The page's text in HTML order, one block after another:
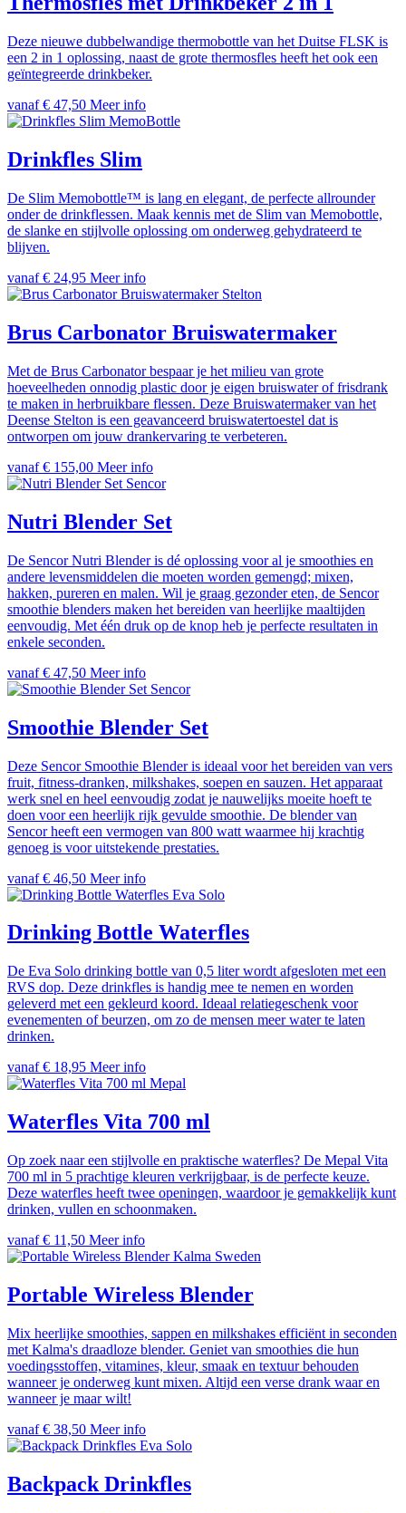
Deze nieuwe dubbelwandige thermobottle van het Duitse FLSK is
een 2 in 1 oplossing, naast de grote thermosfles heeft het ook een
geïntegreerde drinkbeker.
vanaf € 47,50 Meer info
MemoBottle
Drinkfles Slim
De Slim Memobottle™ is lang en elegant, de perfecte allrounder
onder de drinkflessen. Maak kennis met de Slim van Memobottle,
de slanke en stijlvolle oplossing om onderweg gehydrateerd te
blijven.
vanaf € 24,95 Meer info
Stelton
Brus Carbonator Bruiswatermaker
Met de Brus Carbonator bespaar je het milieu van grote
hoeveelheden onnodig plastic door je eigen bruiswater of frisdrank
te maken in herbruikbare flessen. Deze Bruiswatermaker van het
Deense Stelton is een geavanceerd bruiswatertoestel dat is
ontworpen om jouw drankervaring te verbeteren.
vanaf € 155,00 Meer info
Sencor
Nutri Blender Set
De Sencor Nutri Blender is dé oplossing voor al je smoothies en
andere levensmiddelen die moeten worden gemengd; mixen,
hakken, pureren en malen. Wil je graag gezonder eten, de Sencor
smoothie blenders maken het bereiden van heerlijke maaltijden
eenvoudig. Met één druk op de knop heb je perfecte resultaten in
enkele seconden.
vanaf € 47,50 Meer info
Sencor
Smoothie Blender Set
Deze Sencor Smoothie Blender is ideaal voor het bereiden van vers
fruit, fitness-dranken, milkshakes, soepen en sauzen. Het apparaat
werk snel en heel eenvoudig zodat je nauwelijks moeite hoeft te
doen voor een heerlijk rijk gevulde smoothie. De blender van
Sencor heeft een vermogen van 800 watt waarmee hij krachtig
genoeg is voor uitstekende prestaties.
vanaf € 46,50 Meer info
Eva Solo
Drinking Bottle Waterfles
De Eva Solo drinking bottle van 0,5 liter wordt afgesloten met een
RVS dop. Deze drinkfles is handig mee te nemen en worden
geleverd met een gekleurd koord. Ideaal relatiegeschenk voor
evenementen of beurzen, om zo de mensen meer water te laten
drinken.
vanaf € 18,95 Meer info
Mepal
Waterfles Vita 700 ml
Op zoek naar een stijlvolle en praktische waterfles? De Mepal Vita
700 ml in 5 prachtige kleuren verkrijgbaar, is de perfecte keuze.
Deze waterfles heeft twee openingen, waardoor je gemakkelijk kunt
drinken, vullen en schoonmaken.
vanaf € 11,50 Meer info
Kalma Sweden
Portable Wireless Blender
Mix heerlijke smoothies, sappen en milkshakes efficiënt in seconden
met Kalma's draadloze blender. Geniet van smoothies die hun
voedingsstoffen, vitamines, kleur, smaak en textuur behouden
wanneer je onderweg kunt mixen. Altijd een verse drank waar en
wanneer je maar wilt!
vanaf € 38,50 Meer info
Eva Solo
Backpack Drinkfles